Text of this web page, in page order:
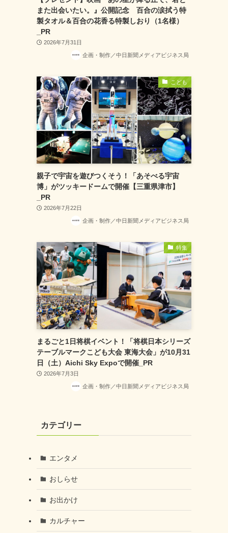
また出会いたい。』公開記念 百合の涙拭う特
製タオル＆百合の花香る特製しおり（1名様）
_PR
2026年7月31日
企画・制作／中日新聞メディアビジネス局
こども
親子で宇宙を遊びつくそう！「あそべる宇宙
博」がツッキードームで開催【三重県津市】
_PR
2026年7月22日
企画・制作／中日新聞メディアビジネス局
特集
まるごと1日将棋イベント！「将棋日本シリーズ
テーブルマークこども大会 東海大会」が10月31
日（土）Aichi Sky Expoで開催_PR
2026年7月3日
企画・制作／中日新聞メディアビジネス局
カテゴリー
エンタメ
おしらせ
お出かけ
カルチャー